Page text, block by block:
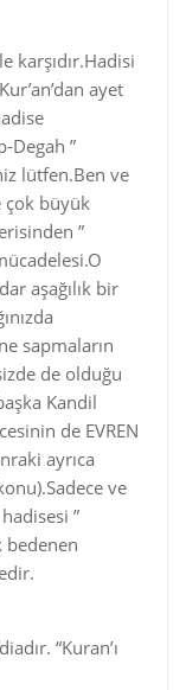
karşıdır.Hadisi
ayet
Degah ”
lütfen.Ben ve
çok büyük
”
aşağılık bir
sapmaların
de olduğu
Kandil
de EVREN
ayrıca
ve
”
bedenen
“Kuran’ı